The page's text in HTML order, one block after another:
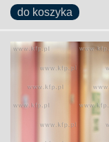
do koszyka